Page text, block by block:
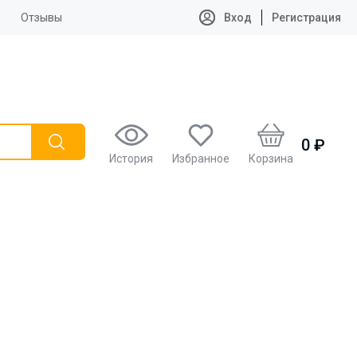
Отзывы Вход Регистрация
История Избранное Корзина
0 ₽